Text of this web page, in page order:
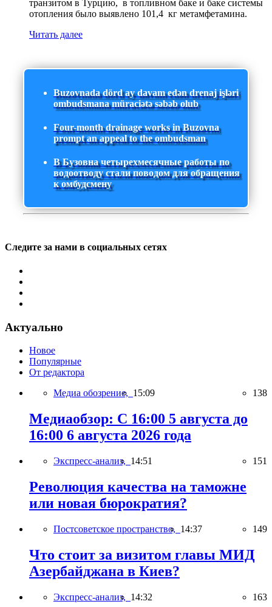
транзитом в Турцию, в топливном баке и баке системы
отопления было выявлено 101,4 кг метамфетамина.
Читать далее
Buzovnada dörd ay davam edən drenaj işləri
ombudsmana müraciətə səbəb olub
Four-month drainage works in Buzovna
prompt an appeal to the ombudsman
В Бузовна четырехмесячные работы по
водоотводу стали поводом для обращения
к омбудсмену
Следите за нами в социальных сетях
Актуально
Новое
Популярные
От редактора
Медиа обозрение, 15:09 138
Медиаобзор: С 16:00 5 августа до
16:00 6 августа 2026 года
Экспресс-анализ, 14:51 151
Революция качества на таможне
или новая бюрократия?
Постсоветское пространство, 14:37 149
Что стоит за визитом главы МИД
Азербайджана в Киев?
Экспресс-анализ, 14:32 163